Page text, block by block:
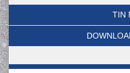
TIN